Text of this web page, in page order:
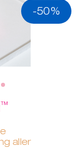
-50%
™
aller